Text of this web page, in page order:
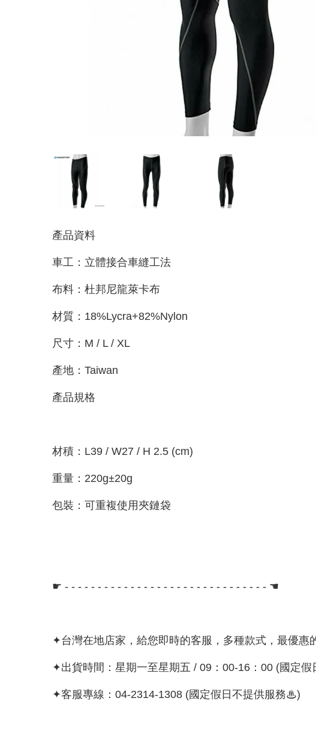
產品資料
車工：立體接合車縫工法
布料：杜邦尼龍萊卡布
材質：18%Lycra+82%Nylon
尺寸：M / L / XL
產地：Taiwan
產品規格
材積：L39 / W27 / H 2.5 (cm)
重量：220g±20g
包裝：可重複使用夾鏈袋
☛ - - - - - - - - - - - - - - - - - - - - - - - - - - - - - - - ☚
✦台灣在地店家，給您即時的客服，多種款式，最優惠
✦出貨時間：星期一至星期五 / 09：00-16：00 (國定
✦客服專線：04-2314-1308 (國定假日不提供服務♨)